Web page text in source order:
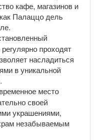
кафе, магазинов и
Палаццо дель
проходят
насладиться
в уникальной
место
своей
украшениями,
незабываемым